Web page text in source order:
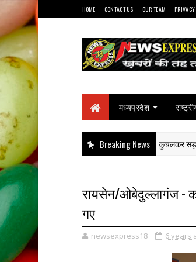
HOME CONTACT US OUR TEAM
मध्यप्रदेश
Breaking News
'A' मोनोग्राम ने खोला हत्या का राज: हाईवा से कुचलकर सड़क हादसा
रायसेन/ओबेदुल्लागंज -
गए
newsexpress18 6 years